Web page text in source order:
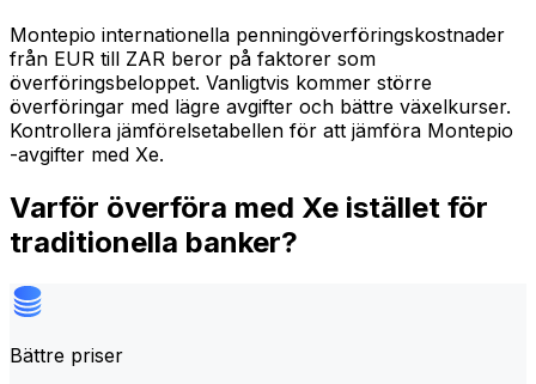
Montepio internationella penningöverföringskostnader
från EUR till ZAR beror på faktorer som
överföringsbeloppet. Vanligtvis kommer större
överföringar med lägre avgifter och bättre växelkurser.
Kontrollera jämförelsetabellen för att jämföra Montepio
-avgifter med Xe.
Varför överföra med Xe istället för
traditionella banker?
Bättre priser